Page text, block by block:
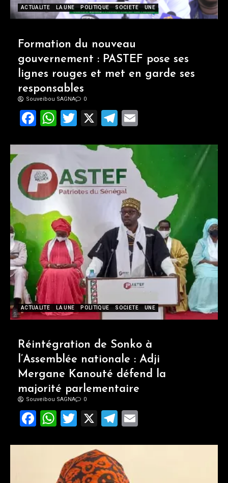
ACTUALITE LA UNE POLITIQUE SOCIETE UNE
ACTUALITE LA UNE POLITIQUE SOCIETE UNE
Formation du nouveau
gouvernement : PASTEF pose ses
lignes rouges et met en garde ses
responsables
Souveibou SAGNA 0
Facebook
WhatsApp
Twitter
X Telegram
Réintégration de Sonko à
l’Assemblée nationale : Adji
Mergane Kanouté défend la
majorité parlementaire
Souveibou SAGNA 0
Facebook
WhatsApp
Twitter
X Telegram